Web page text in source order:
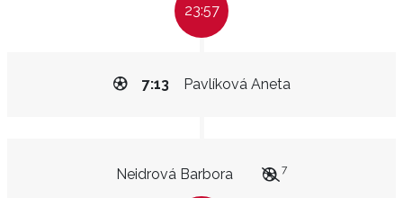
23:57
Pavlíková Aneta
7:13
Neidrová Barbora 7